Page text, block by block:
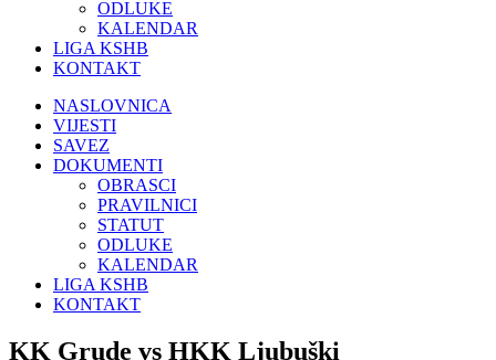
ODLUKE
KALENDAR
LIGA KSHB
KONTAKT
NASLOVNICA
VIJESTI
SAVEZ
DOKUMENTI
OBRASCI
PRAVILNICI
STATUT
ODLUKE
KALENDAR
LIGA KSHB
KONTAKT
KK Grude vs HKK Ljubuški